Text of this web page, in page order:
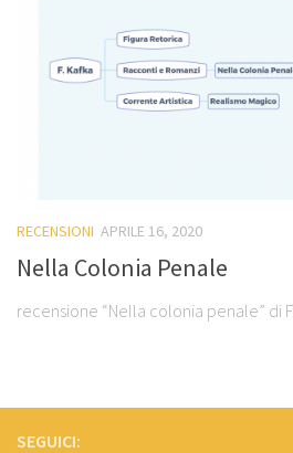
RECENSIONI APRILE 16, 2020
Nella Colonia Penale
recensione “Nella colonia penale” di
SEGUICI: